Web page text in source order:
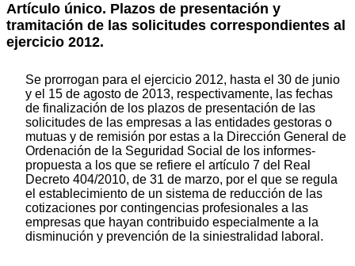
Artículo único. Plazos de presentación y
tramitación de las solicitudes correspondientes al
ejercicio 2012.
Se prorrogan para el ejercicio 2012, hasta el 30 de junio
y el 15 de agosto de 2013, respectivamente, las fechas
de finalización de los plazos de presentación de las
solicitudes de las empresas a las entidades gestoras o
mutuas y de remisión por estas a la Dirección General de
Ordenación de la Seguridad Social de los informes-
propuesta a los que se refiere el artículo 7 del Real
Decreto 404/2010, de 31 de marzo, por el que se regula
el establecimiento de un sistema de reducción de las
cotizaciones por contingencias profesionales a las
empresas que hayan contribuido especialmente a la
disminución y prevención de la siniestralidad laboral.